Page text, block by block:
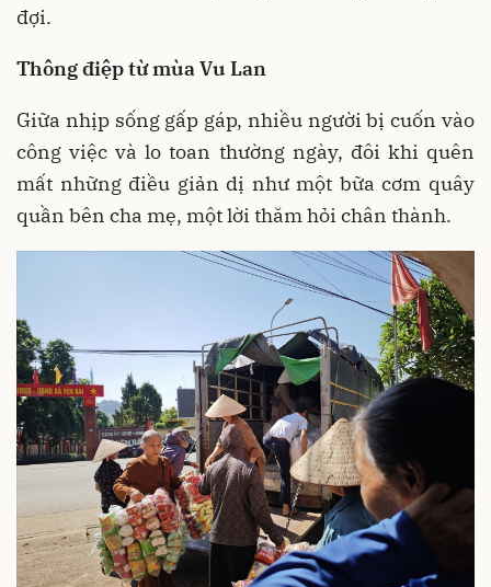
đợi.
Thôngđiệptừ mùa Vu Lan
Giữa nhịp sống gấp gáp, nhiều người bị cuốn vào
công việc và lo toan thường ngày, đôi khi quên
mất những điều giản dị như một bữa cơm quây
quần bên cha mẹ, một lời thăm hỏi chân thành.